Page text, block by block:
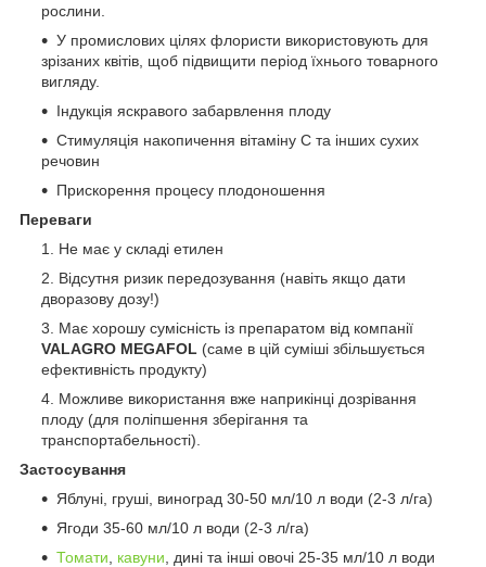
рослини.
У промислових цілях флористи використовують для
зрізаних квітів, щоб підвищити період їхнього товарного
вигляду.
Індукція яскравого забарвлення плоду
Стимуляція накопичення вітаміну С та інших сухих
речовин
Прискорення процесу плодоношення
Переваги
Не має у складі етилен
Відсутня ризик передозування (навіть якщо дати
дворазову дозу!)
Має хорошу сумісність із препаратом від компанії
VALAGRO MEGAFOL (саме в цій суміші збільшується
ефективність продукту)
Можливе використання вже наприкінці дозрівання
плоду (для поліпшення зберігання та
транспортабельності).
Застосування
Яблуні, груші, виноград 30-50 мл/10 л води (2-3 л/га)
Ягоди 35-60 мл/10 л води (2-3 л/га)
Томати
кавуни , дині та інші овочі 25-35 мл/10 л води